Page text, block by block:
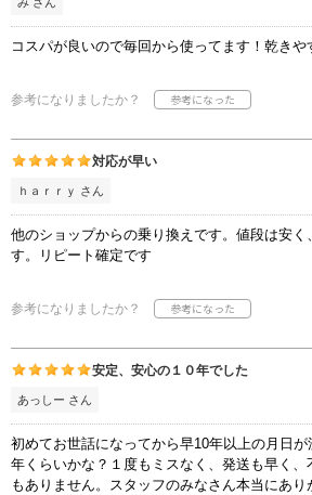
コスパが良いので毎回から使ってます！乾きや
参考になりましたか？
対応が早い
ｈａｒｒｙ さん
他のショップからの乗り換えです。値段は安
す。リピート確定です
参考になりましたか？
安定、安心の１０年でした
あっしー さん
初めてお世話になってから早10年以上の月日
年くらいかな？１度もミスなく、発送も早く
もありません。スタッフのみなさん本当にあり